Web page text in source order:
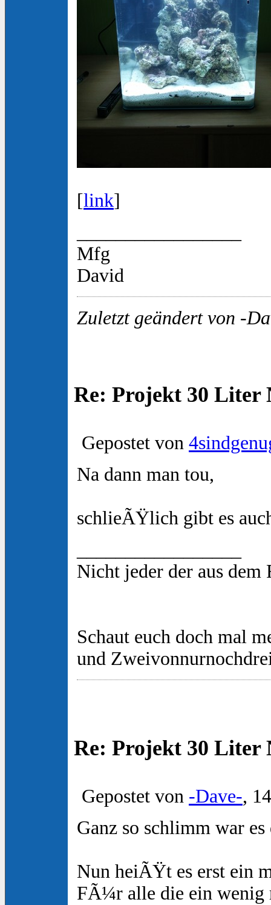
[link]
Mfg
David
Zuletzt geändert von -
Re: Projekt 30 Liter
Gepostet von
Na dann man tou,
schlieÃŸlich gibt es
Nicht jeder der aus
Schaut euch doch mal
und
Re: Projekt 30 Liter
Gepostet von -Dave-,
Ganz so schlimm war
Nun heiÃŸt es erst ein
FÃ¼r alle die ein wenig